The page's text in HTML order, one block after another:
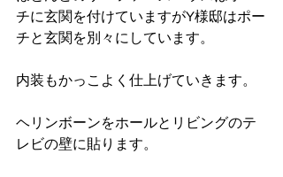
チに玄関を付けていますがY様邸はポー
チと玄関を別々にしています。
内装もかっこよく仕上げていきます。
ヘリンボーンをホールとリビングのテ
レビの壁に貼ります。